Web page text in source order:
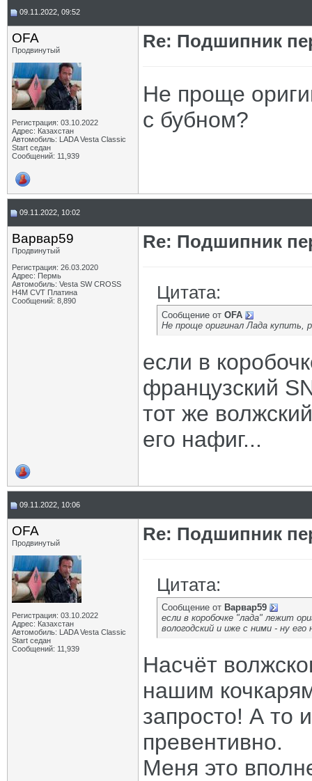
09.11.2022, 09:52
OFA
Продвинутый
Регистрация: 03.10.2022
Адрес: Казахстан
Автомобиль: LADA Vesta Classic
Start седан
Сообщений: 11,939
Re: Подшипник
Не проще
с бубном?
09.11.2022, 10:02
Варвар59
Продвинутый
Регистрация: 26.03.2020
Адрес: Пермь
Автомобиль: Vesta SW CROSS
H4M CVT Платина
Сообщений: 8,890
Re: Подшипник
Цитата:
Сообщение от OFA
Не проще оригинал Лада купить,
если в
французский
тот же
его нафиг...
09.11.2022, 10:06
OFA
Продвинутый
Регистрация: 03.10.2022
Адрес: Казахстан
Автомобиль: LADA Vesta Classic
Start седан
Сообщений: 11,939
Re: Подшипник
Цитата:
Сообщение от Варвар59
если в коробочке "лада" лежит
вологодский и иже с ними - ну его
Насчёт
нашим
запросто! А то
превентивно.
Меня это